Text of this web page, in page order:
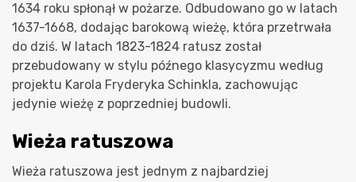
1634 roku spłonął w pożarze. Odbudowano go w latach
1637-1668, dodając barokową wieżę, która przetrwała
do dziś. W latach 1823-1824 ratusz został
przebudowany w stylu późnego klasycyzmu według
projektu Karola Fryderyka Schinkla, zachowując
jedynie wieżę z poprzedniej budowli.
Wieża ratuszowa
Wieża ratuszowa jest jednym z najbardziej